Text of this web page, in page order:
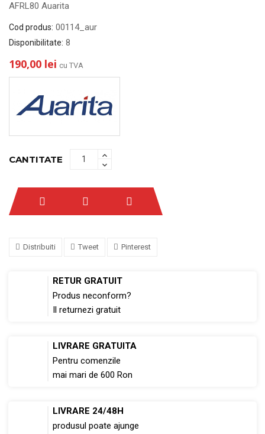
AFRL80 Auarita
Cod produs: 00114_aur
Disponibilitate: 8
190,00 lei cu TVA
CANTITATE
Distribuiti Tweet Pinterest
RETUR GRATUIT
Produs neconform?
Il returnezi gratuit
LIVRARE GRATUITA
Pentru comenzile
mai mari de 600 Ron
LIVRARE 24/48H
produsul poate ajunge